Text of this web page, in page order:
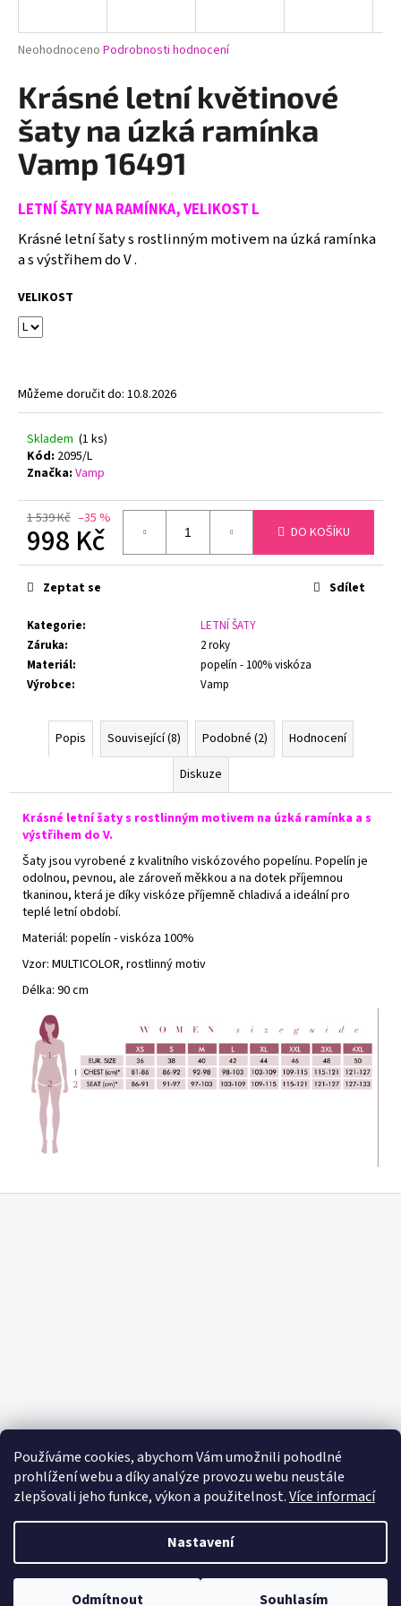
Používáme cookies, abychom Vám umožnili pohodlné
prohlížení webu a díky analýze provozu webu neustále
zlepšovali jeho funkce, výkon a použitelnost.Více informací
Nastavení
Odmítnout Souhlasím
Průměrné
produktu
je
0,0
z
5
hvězdiček.
Neohodnoceno Podrobnosti hodnocení
Krásné letní květinové
šaty na úzká ramínka
Vamp 16491
LETNÍ ŠATY NA RAMÍNKA, VELIKOST L
Krásné letní šaty s rostlinným motivem na úzká ramínka
a s výstřihem do V .
VELIKOST
Můžeme doručit do: 10.8.2026
Skladem (1 ks)
Kód: 2095/L
Značka: Vamp
1 539 Kč –35 %
998 Kč
Měrná
cena:
DO KOŠÍKU
Kategorie:
LETNÍ ŠATY
Záruka:
2 roky
Materiál:
popelín - 100% viskóza
Výrobce: Vamp
Zeptat se Sdílet
Popis Související (8) Podobné (2)
Hodnocení
Diskuze
Krásné letní šaty s rostlinným motivem na úzká ramínka a s
výstřihem do V.
Šaty jsou vyrobené z kvalitního viskózového popelínu. Popelín je
odolnou, pevnou, ale zároveň měkkou a na dotek příjemnou
tkaninou, která je díky viskóze příjemně chladivá a ideální pro
teplé letní období.
Materiál: popelín - viskóza 100%
Vzor: MULTICOLOR, rostlinný motiv
Délka: 90 cm
j
t
?
HLEDAT
o
p
o
u
č
m
e
ZMENŠOVACÍ
PODPRSENKA
MINIMIZER
NATURANA
719
Kč
Původně:
799
Copyright 2026Editapradlo.cz. Všechna práva vyhrazena.Upravit